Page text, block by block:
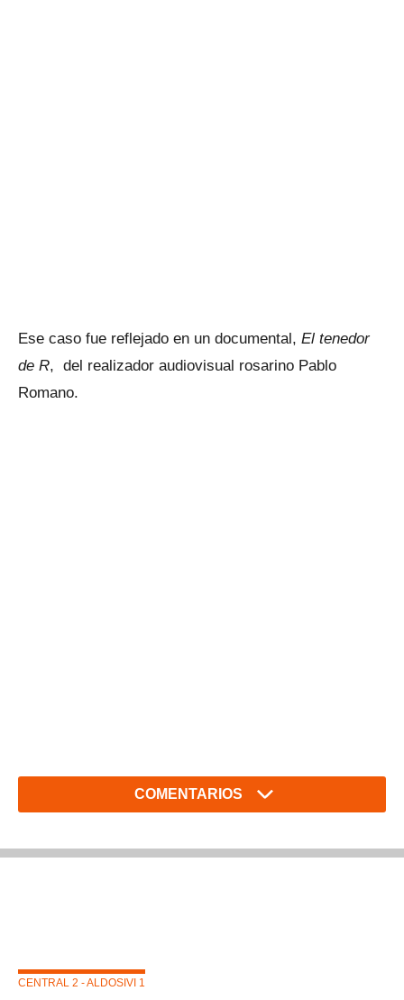
Ese caso fue reflejado en un documental, El tenedor
de R, del realizador audiovisual rosarino Pablo
Romano.
COMENTARIOS